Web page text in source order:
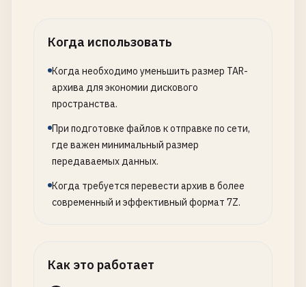
Когда использовать
Когда необходимо уменьшить размер TAR-
архива для экономии дискового
пространства.
При подготовке файлов к отправке по сети,
где важен минимальный размер
передаваемых данных.
Когда требуется перевести архив в более
современный и эффективный формат 7Z.
Как это работает